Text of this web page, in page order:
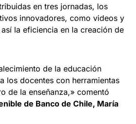
en tres jornadas, los
innovadores, como videos y
la eficiencia en la creación de
de la educación
los docentes con herramientas
de la enseñanza,» comentó
de Banco de Chile, María